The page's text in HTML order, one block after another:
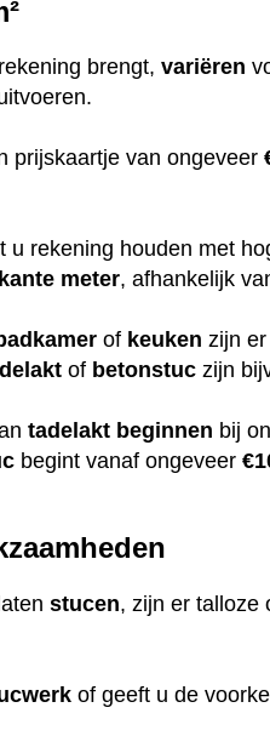
brengt,variëren
prijskaartje van ongeveer
u rekening houden met
meter, afhankelijk
of keuken zijn
of betonstuc zijn
tadelakt beginnen bij
begint vanaf ongeveer
stucen, zijn er talloze
of geeft u de